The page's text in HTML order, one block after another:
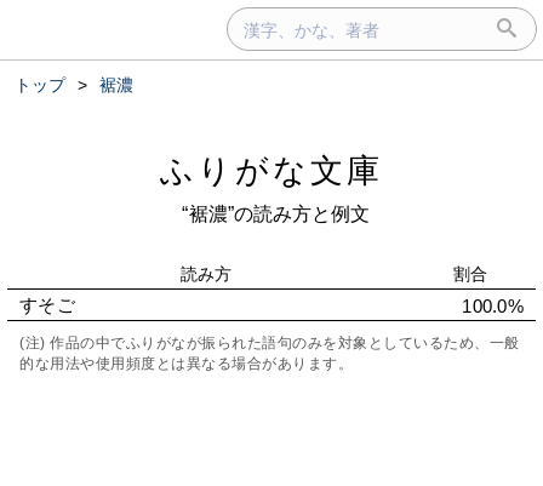
トップ > 裾濃
ふりがな文庫
“裾濃”の読み方と例文
読み方 割合
すそご 100.0%
(注) 作品の中でふりがなが振られた語句のみを対象としているため、一般
的な用法や使用頻度とは異なる場合があります。